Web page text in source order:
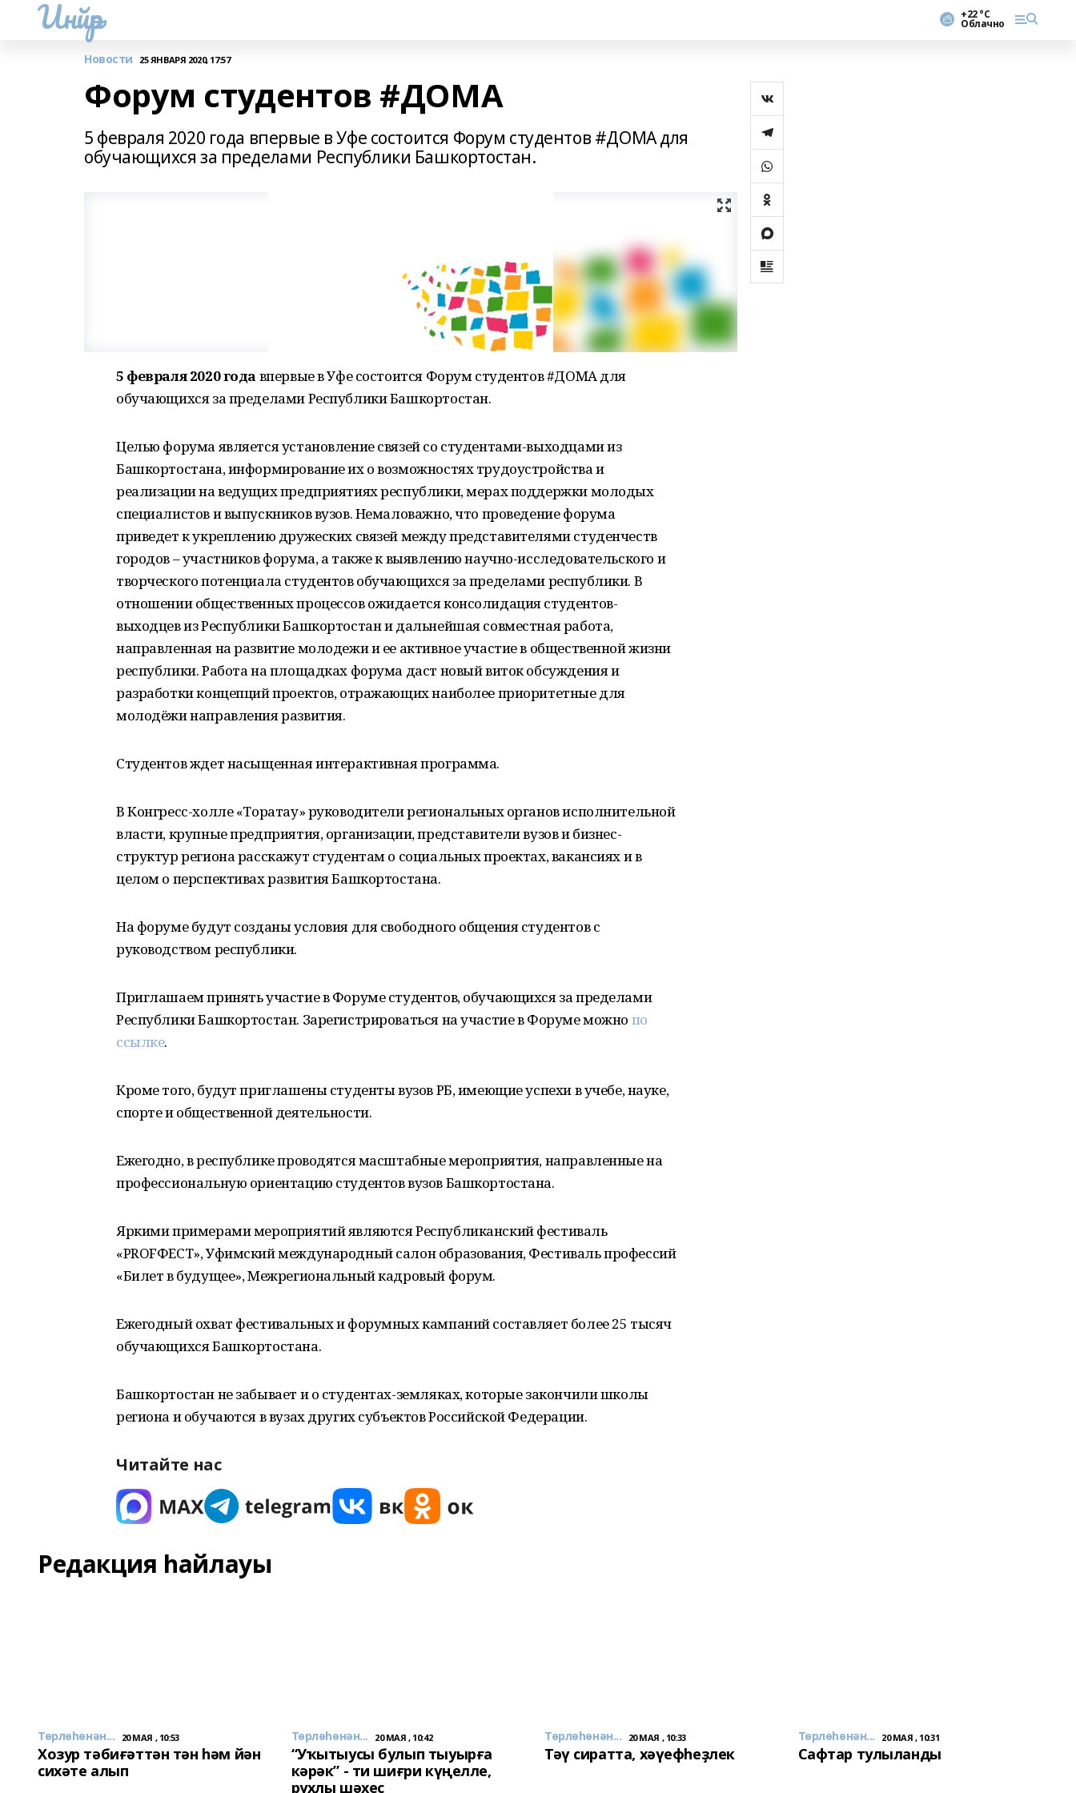
Инйәр +22 °С
Облачно
Новости 25 ЯНВАРЯ 2020, 17:57
Форум студентов #ДОМА
5 февраля 2020 года впервые в Уфе состоится Форум студентов #ДОМА для
обучающихся за пределами Республики Башкортостан.
5 февраля 2020 года впервые в Уфе состоится Форум студентов #ДОМА для
обучающихся за пределами Республики Башкортостан.
Целью форума является установление связей со студентами-выходцами из
Башкортостана, информирование их о возможностях трудоустройства и
реализации на ведущих предприятиях республики, мерах поддержки молодых
специалистов и выпускников вузов. Немаловажно, что проведение форума
приведет к укреплению дружеских связей между представителями студенчеств
городов – участников форума, а также к выявлению научно-исследовательского и
творческого потенциала студентов обучающихся за пределами республики. В
отношении общественных процессов ожидается консолидация студентов-
выходцев из Республики Башкортостан и дальнейшая совместная работа,
направленная на развитие молодежи и ее активное участие в общественной жизни
республики. Работа на площадках форума даст новый виток обсуждения и
разработки концепций проектов, отражающих наиболее приоритетные для
молодёжи направления развития.
Студентов ждет насыщенная интерактивная программа.
В Конгресс-холле «Торатау» руководители региональных органов исполнительной
власти, крупные предприятия, организации, представители вузов и бизнес-
структур региона расскажут студентам о социальных проектах, вакансиях и в
целом о перспективах развития Башкортостана.
На форуме будут созданы условия для свободного общения студентов с
руководством республики.
Приглашаем принять участие в Форуме студентов, обучающихся за пределами
Республики Башкортостан. Зарегистрироваться на участие в Форуме можно по
ссылке.
Кроме того, будут приглашены студенты вузов РБ, имеющие успехи в учебе, науке,
спорте и общественной деятельности.
Ежегодно, в республике проводятся масштабные мероприятия, направленные на
профессиональную ориентацию студентов вузов Башкортостана.
Яркими примерами мероприятий являются Республиканский фестиваль
«PROFФЕСТ», Уфимский международный салон образования, Фестиваль профессий
«Билет в будущее», Межрегиональный кадровый форум.
Ежегодный охват фестивальных и форумных кампаний составляет более 25 тысяч
обучающихся Башкортостана.
Башкортостан не забывает и о студентах-земляках, которые закончили школы
региона и обучаются в вузах других субъектов Российской Федерации.
Читайте нас
Редакция һайлауы
Төрлөһөнән... 20 МАЯ , 10:53
Хозур тәбиғәттән тән һәм йән
сихәте алып
Төрлөһөнән... 20 МАЯ , 10:42
“Уҡытыусы булып тыуырға
кәрәк” - ти шиғри күңелле,
рухлы шәхес
Төрлөһөнән... 20 МАЯ , 10:33
Тәү сиратта, хәүефһеҙлек
Төрлөһөнән... 20 МАЯ , 10:31
Сафтар тулыланды